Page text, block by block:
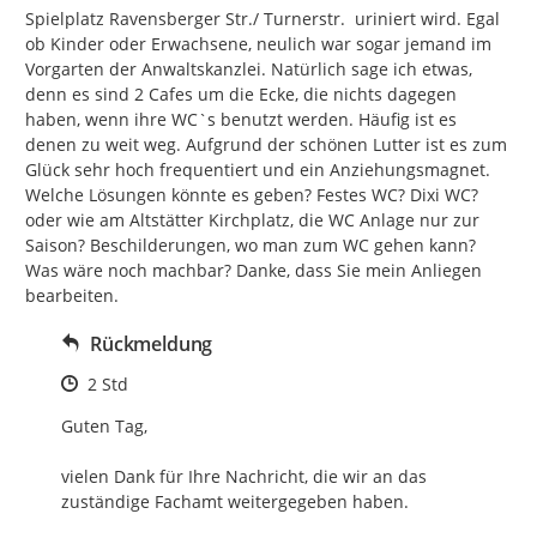
Spielplatz Ravensberger Str./ Turnerstr.  uriniert wird. Egal
ob Kinder oder Erwachsene, neulich war sogar jemand im
Vorgarten der Anwaltskanzlei. Natürlich sage ich etwas,
denn es sind 2 Cafes um die Ecke, die nichts dagegen
haben, wenn ihre WC`s benutzt werden. Häufig ist es
denen zu weit weg. Aufgrund der schönen Lutter ist es zum
Glück sehr hoch frequentiert und ein Anziehungsmagnet.
Welche Lösungen könnte es geben? Festes WC? Dixi WC?
oder wie am Altstätter Kirchplatz, die WC Anlage nur zur
Saison? Beschilderungen, wo man zum WC gehen kann?
Was wäre noch machbar? Danke, dass Sie mein Anliegen
bearbeiten.
Rückmeldung
Zeitpunkt des Erstellens
2 Std
Guten Tag,
vielen Dank für Ihre Nachricht, die wir an das
zuständige Fachamt weitergegeben haben.